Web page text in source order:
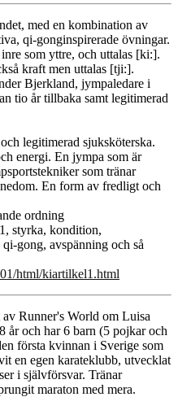
med en kombination av
qi-gonginspirerade övningar.
som yttre, och uttalas [ki:].
kraft men uttalas [tji:].
Bjerkland, jympaledare i
tio år tillbaka samt legitimerad
legitimerad sjuksköterska.
energi. En jympa som är
som tränar
En form av fredligt och
ordning
styrka, kondition,
gong, avspänning och så
html/kiartilkel1.html
av Runner's World om Luisa
år och har 6 barn (5 pojkar och
första kvinnan i Sverige som
en egen karateklubb, utvecklat
i självförsvar. Tränar
maraton med mera.